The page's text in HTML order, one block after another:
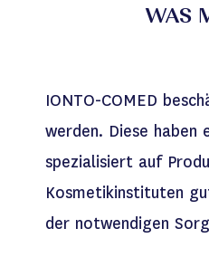
WAS
IONTO-COMED
werden. Diese haben
spezialisiert auf
Kosmetikinstituten
der notwendigen